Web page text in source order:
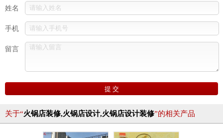
姓名
手机
留言
关于“火锅店装修,火锅店设计,火锅店设计装修”的相关产品